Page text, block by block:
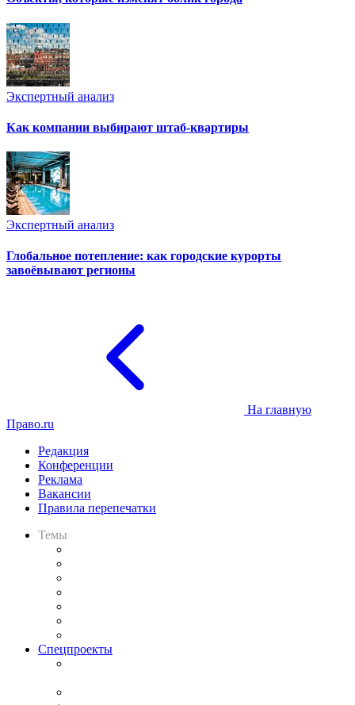
Экспертный анализ
Как компании выбирают штаб-квартиры
Экспертный анализ
Глобальное потепление: как городские курорты
завоёвывают регионы
На главную
Право.ru
Редакция
Конференции
Реклама
Вакансии
Правила перепечатки
Темы
Спецпроекты